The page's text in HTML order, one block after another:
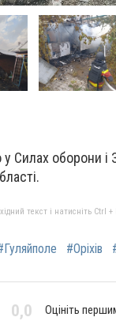
Силах оборони
текст і натисніть Ctrl
#Оріхів
0,0 Оцініть